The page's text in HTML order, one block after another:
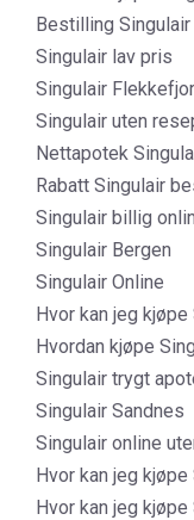
Bestilling Singulair
Singulair lav pris
Singulair
Singulair uten
Nettapotek
Rabatt Singulair
Singulair billig
Singulair Bergen
Singulair Online
Hvor kan jeg kjøpe
Hvordan kjøpe
Singulair trygt
Singulair Sandnes
Singulair online
Hvor kan jeg kjøpe
Hvor kan jeg